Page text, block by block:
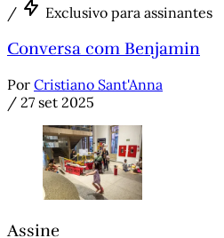
/ Exclusivo para assinantes
Conversa com Benjamin
Por Cristiano Sant'Anna
/ 27 set 2025
Assine